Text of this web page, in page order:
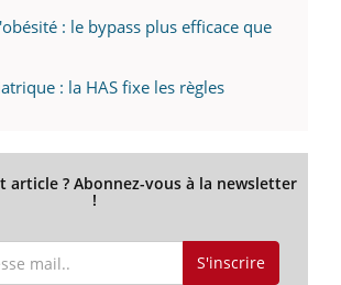
: le bypass plus efficace que
: la HAS fixe les règles
article ? Abonnez-vous à la newsletter
!
S'inscrire